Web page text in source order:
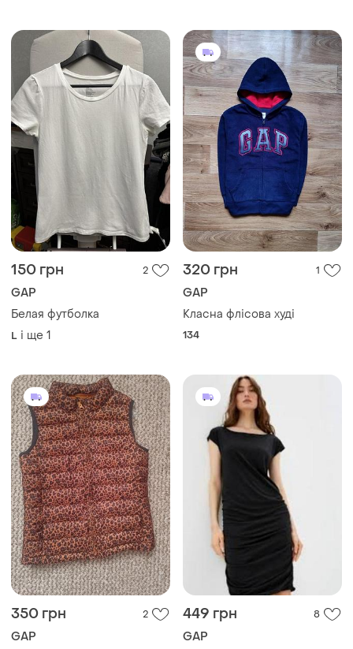
150 грн 2
GAP
Белая футболка
L і ще 1
320 грн 1
GAP
Класна флісова худі
134
350 грн 2
GAP
449 грн 8
GAP